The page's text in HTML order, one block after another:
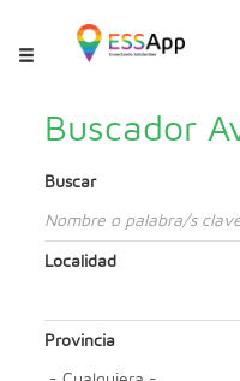
Buscador
Buscar
Localidad
Provincia